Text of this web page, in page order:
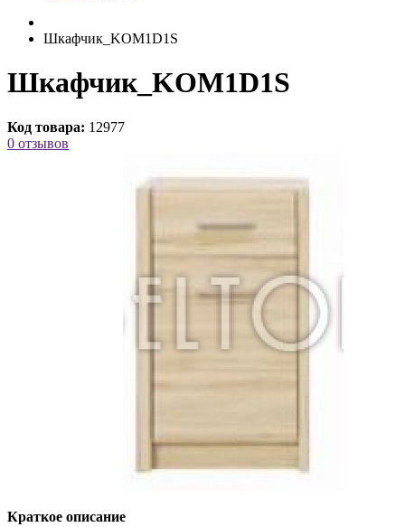
Шкафчик_KOM1D1S
Шкафчик_KOM1D1S
Код товара: 12977
0 отзывов
Краткое описание